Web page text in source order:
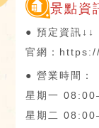
景點資
● 預定資訊↓↓
官網：
● 營業時間：
星期一
星期二